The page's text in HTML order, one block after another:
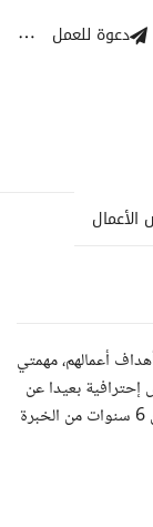
دعوة للعمل
أعمالهم، مهمتي
بعيدا عن
إستخدام القوالب الجاهزة . سأضع بين يديك أزيد من 6 سنوات من الخبرة